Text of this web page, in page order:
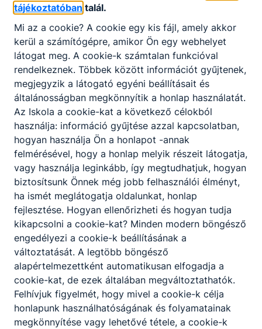
Partnereink
tájékoztatóban talál.
Mi az a cookie? A cookie egy kis fájl, amely akkor
kerül a számítógépre, amikor Ön egy webhelyet
látogat meg. A cookie-k számtalan funkcióval
rendelkeznek. Többek között információt gyűjtenek,
megjegyzik a látogató egyéni beállításait és
általánosságban megkönnyítik a honlap használatát.
Az Iskola a cookie-kat a következő célokból
használja: információ gyűjtése azzal kapcsolatban,
hogyan használja Ön a honlapot -annak
felmérésével, hogy a honlap melyik részeit látogatja,
vagy használja leginkább, így megtudhatjuk, hogyan
biztosítsunk Önnek még jobb felhasználói élményt,
ha ismét meglátogatja oldalunkat, honlap
fejlesztése. Hogyan ellenőrizheti és hogyan tudja
kikapcsolni a cookie-kat? Minden modern böngésző
engedélyezi a cookie-k beállításának a
változtatását. A legtöbb böngésző
alapértelmezettként automatikusan elfogadja a
cookie-kat, de ezek általában megváltoztathatók.
Felhívjuk figyelmét, hogy mivel a cookie-k célja
honlapunk használhatóságának és folyamatainak
megkönnyítése vagy lehetővé tétele, a cookie-k